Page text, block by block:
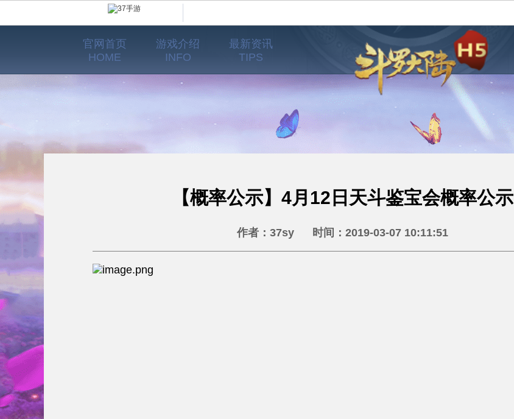
官网首页
HOME
游戏介绍
INFO
最新资讯
TIPS
【概率公示】4月12日天斗鉴宝会概率公示
作者：37sy 时间：2019-03-07 10:11:51